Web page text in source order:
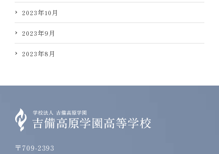
2023年10月
2023年9月
2023年8月
〒709-2393